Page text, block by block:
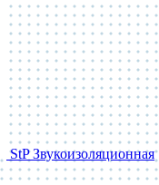
StP Звукоизоляционная